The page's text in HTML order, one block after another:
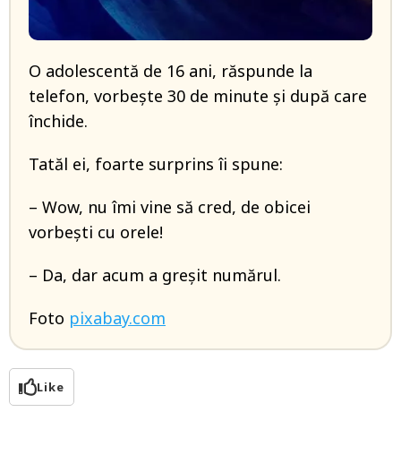
O adolescentă de 16 ani, răspunde la
telefon, vorbește 30 de minute și după care
închide.
Tatăl ei, foarte surprins îi spune:
– Wow, nu îmi vine să cred, de obicei
vorbești cu orele!
– Da, dar acum a greșit numărul.
Foto pixabay.com
Like